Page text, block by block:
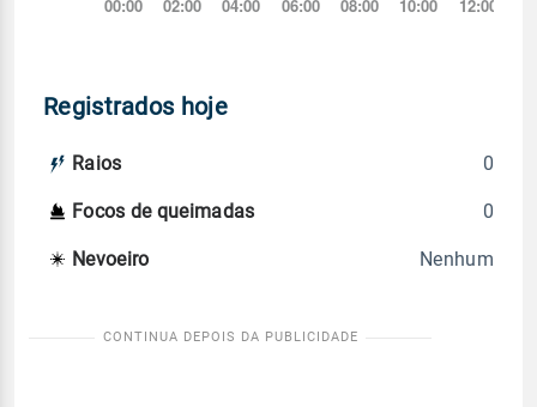
Registrados hoje
Raios 0
Focos de queimadas 0
Nevoeiro Nenhum